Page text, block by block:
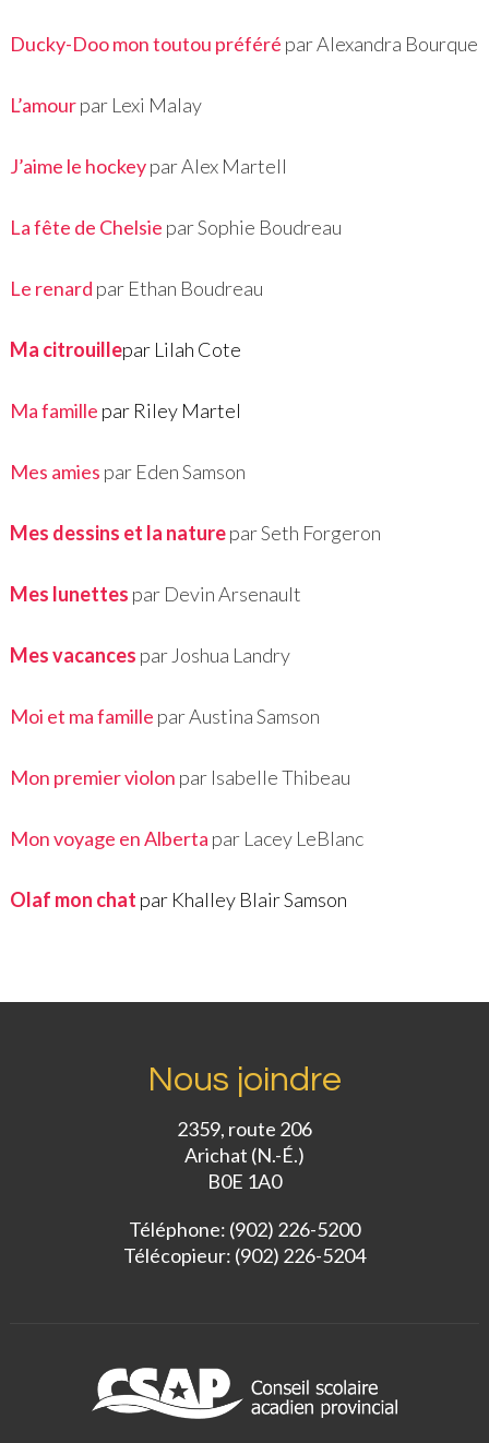
Ducky-Doo mon toutou préféré par Alexandra Bourque
L’amourpar Lexi Malay
J’aime le hockeypar Alex Martell
La fête de Chelsie par Sophie Boudreau
Le renard par Ethan Boudreau
Ma citrouillepar Lilah Cote
Ma famille par Riley Martel
Mes amies par Eden Samson
Mes dessins et la naturepar Seth Forgeron
Mes lunettes par Devin Arsenault
Mes vacances par Joshua Landry
Moi et ma famille par Austina Samson
Mon premier violon par Isabelle Thibeau
Mon voyage en Alberta par Lacey LeBlanc
Olaf mon chat par Khalley Blair Samson
Nous joindre
2359, route 206
Arichat (N.-É.)
B0E 1A0
Téléphone: (902) 226-5200
Télécopieur: (902) 226-5204